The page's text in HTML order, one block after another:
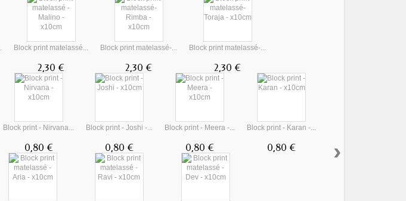
Block print matelassé...
2,30 €
Block print matelassé-...
2,30 €
Block print matelassé-...
2,30 €
Block print - Nirvana...
0,80 €
Block print - Joshi -...
0,80 €
Block print - Meera -...
0,80 €
Block print - Karan -...
0,80 € ›